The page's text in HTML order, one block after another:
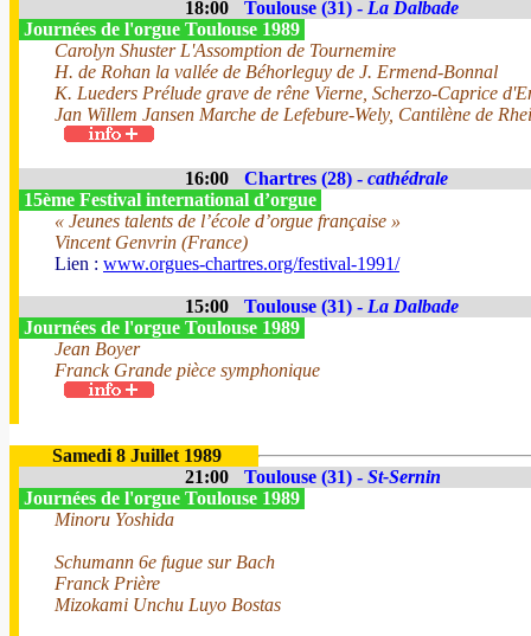
18:00 Toulouse (31) - La Dalbade
Journées de l'orgue Toulouse 1989
Carolyn Shuster L'Assomption de Tournemire
H. de Rohan la vallée de Béhorleguy de J. Ermend-Bonnal
K. Lueders Prélude grave de rêne Vierne, Scherzo-Caprice
Jan Willem Jansen Marche de Lefebure-Wely, Cantilène de
16:00 Chartres (28) - cathédrale
15ème Festival international d’orgue
« Jeunes talents de l’école d’orgue française »
Vincent Genvrin (France)
Lien : www.orgues-chartres.org/festival-1991/
15:00 Toulouse (31) - La Dalbade
Journées de l'orgue Toulouse 1989
Jean Boyer
Franck Grande pièce symphonique
Samedi 8 Juillet 1989
21:00
Toulouse (31) - St-Sernin
Journées de l'orgue Toulouse 1989
Minoru Yoshida
Schumann 6e fugue sur Bach
Franck Prière
Mizokami Unchu Luyo Bostas